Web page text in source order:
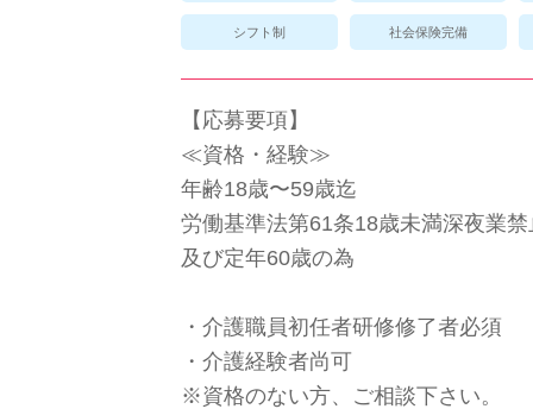
シフト制 社会保険完備
【応募要項】
≪資格・経験≫
年齢18歳〜59歳迄
労働基準法第61条18歳未満深夜業禁
及び定年60歳の為
・介護職員初任者研修修了者必須
・介護経験者尚可
※資格のない方、ご相談下さい。